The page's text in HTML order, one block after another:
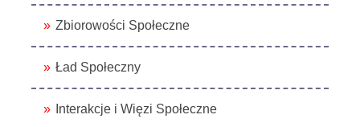
Zbiorowości Społeczne
Ład Społeczny
Interakcje i Więzi Społeczne